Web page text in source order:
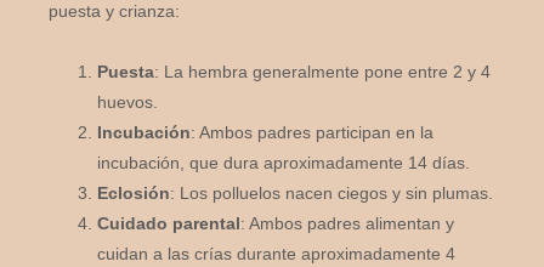
puesta y crianza:
Puesta: La hembra generalmente pone entre 2 y 4
huevos.
Incubación: Ambos padres participan en la
incubación, que dura aproximadamente 14 días.
Eclosión: Los polluelos nacen ciegos y sin plumas.
Cuidado parental: Ambos padres alimentan y
cuidan a las crías durante aproximadamente 4